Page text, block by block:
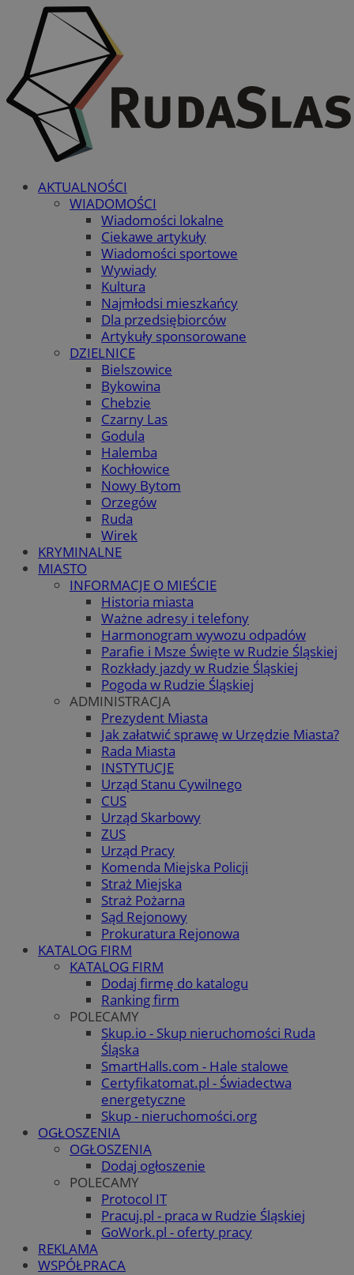
AKTUALNOŚCI
WIADOMOŚCI
Wiadomości lokalne
Ciekawe artykuły
Wiadomości sportowe
Wywiady
Kultura
Najmłodsi mieszkańcy
Dla przedsiębiorców
Artykuły sponsorowane
DZIELNICE
Bielszowice
Bykowina
Chebzie
Czarny Las
Godula
Halemba
Kochłowice
Nowy Bytom
Orzegów
Ruda
Wirek
KRYMINALNE
MIASTO
INFORMACJE O MIEŚCIE
Historia miasta
Ważne adresy i telefony
Harmonogram wywozu odpadów
Parafie i Msze Święte w Rudzie Śląskiej
Rozkłady jazdy w Rudzie Śląskiej
Pogoda w Rudzie Śląskiej
ADMINISTRACJA
Prezydent Miasta
Jak załatwić sprawę w Urzędzie Miasta?
Rada Miasta
INSTYTUCJE
Urząd Stanu Cywilnego
CUS
Urząd Skarbowy
ZUS
Urząd Pracy
Komenda Miejska Policji
Straż Miejska
Straż Pożarna
Sąd Rejonowy
Prokuratura Rejonowa
KATALOG FIRM
KATALOG FIRM
Dodaj firmę do katalogu
Ranking firm
POLECAMY
Skup.io - Skup nieruchomości Ruda
Śląska
SmartHalls.com - Hale stalowe
Certyfikatomat.pl - Świadectwa
energetyczne
Skup - nieruchomości.org
OGŁOSZENIA
OGŁOSZENIA
Dodaj ogłoszenie
POLECAMY
Protocol IT
Pracuj.pl - praca w Rudzie Śląskiej
GoWork.pl - oferty pracy
REKLAMA
WSPÓŁPRACA